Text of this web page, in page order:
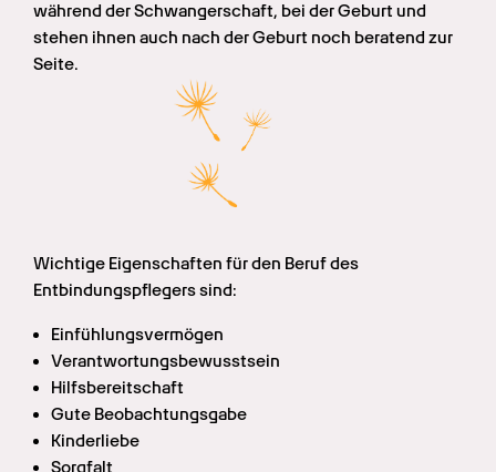
während der Schwangerschaft, bei der Geburt und
stehen ihnen auch nach der Geburt noch beratend zur
Seite.
Wichtige Eigenschaften für den Beruf des
Entbindungspflegers sind:
Einfühlungsvermögen
Verantwortungsbewusstsein
Hilfsbereitschaft
Gute Beobachtungsgabe
Kinderliebe